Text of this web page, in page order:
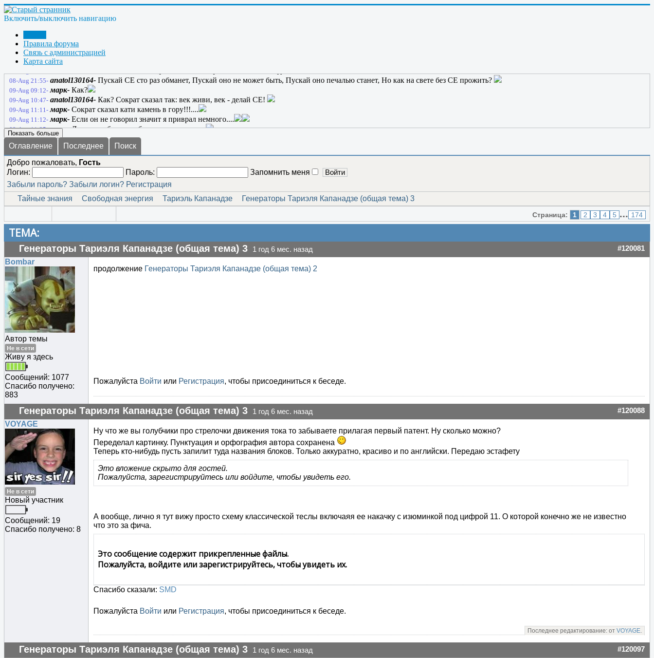
Включить/выключить навигацию
Правила форума
Связь с администрацией
Карта сайта
08-Aug 20:50- марк-Мы дети в душе... мечтатели....
08-Aug 20:53- марк-Как жить то потом без мечты???....
anatol130164-Закрыл глаза, без логики остался; все, что мешает сразу отключил; Бомбара бодрый голос вдруг раздался, он ток ВЧ с фотонами включил. На счете раз за рамки
чата вышел, на счете два - явился вольтов ток! Самозапит пока еще не вышел, но стих вполне приличный, вот итог!
08-Aug 21:27- ЖекаК-
08-Aug 21:29- марк-
08-Aug 21:30- марк-
08-Aug 21:55- anatol130164- Пускай СЕ сто раз обманет, Пускай оно не может быть, Пускай оно печалью станет, Но как на свете без CЕ прожить?
09-Aug 09:12- марк- Как?
09-Aug 10:47- anatol130164- Как? Сократ сказал так: век живи, век - делай СЕ!
09-Aug 11:11- марк- Сократ сказал кати камень в гору!!!....
09-Aug 11:12- марк- Если он не говорил значит я приврал немного....
09-Aug 11:25- марк-Давно это было... забыл уже он не он.....
Показать больше
Оглавление Последнее
Поиск
Добро пожаловать, Гость
Логин:
Пароль:
Запомнить меня
Забыли пароль? Забыли логин? Регистрация
Тайные знания
Свободная энергия Тариэль Капанадзе Генераторы Тариэля Капанадзе (общая тема) 3
Страница: 1 2 3 4 5 ... 174
ТЕМА:
Генераторы Тариэля Капанадзе (общая тема) 3 1 год 6 мес. назад #120081
Bombar
Автор темы
Не в сети
Живу я здесь
Сообщений: 1077
Спасибо получено:
883
продолжение Генераторы Тариэля Капанадзе (общая тема) 2
Пожалуйста Войти или Регистрация, чтобы присоединиться к беседе.
Генераторы Тариэля Капанадзе (общая тема) 3 1 год 6 мес. назад #120088
VOYAGE
Не в сети
Новый участник
Сообщений: 19
Спасибо получено: 8
Ну что же вы голубчики про стрелочки движения тока то забываете прилагая первый патент. Ну сколько можно?
Переделал картинку. Пунктуация и орфография автора сохранена
Теперь кто-нибудь пусть запилит туда названия блоков. Только аккуратно, красиво и по английски. Передаю эстафету
Это вложение скрыто для гостей.
Пожалуйста, зарегистрируйтесь или войдите, чтобы увидеть его.
А вообще, лично я тут вижу просто схему классической теслы включаяя ее накачку с изюминкой под цифрой 11. О которой конечно же не известно
что это за фича.
Это сообщение содержит прикрепленные файлы.
Пожалуйста, войдите или зарегистрируйтесь, чтобы увидеть их.
Спасибо сказали: SMD
Пожалуйста Войти или Регистрация, чтобы присоединиться к беседе.
Последнее редактирование: от VOYAGE.
Генераторы Тариэля Капанадзе (общая тема) 3 1 год 6 мес. назад #120097